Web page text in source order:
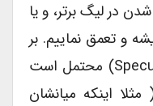
در لیگ برتر، و یا
و تعمق نماییم. بر
اساس چنین تاملاتی ( Speculations) محتمل است
اینکه میانشان